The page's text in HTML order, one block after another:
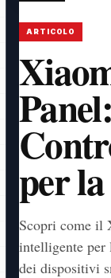
ARTICOLO
per
Scopri come il
intelligente per
dei dispositivi